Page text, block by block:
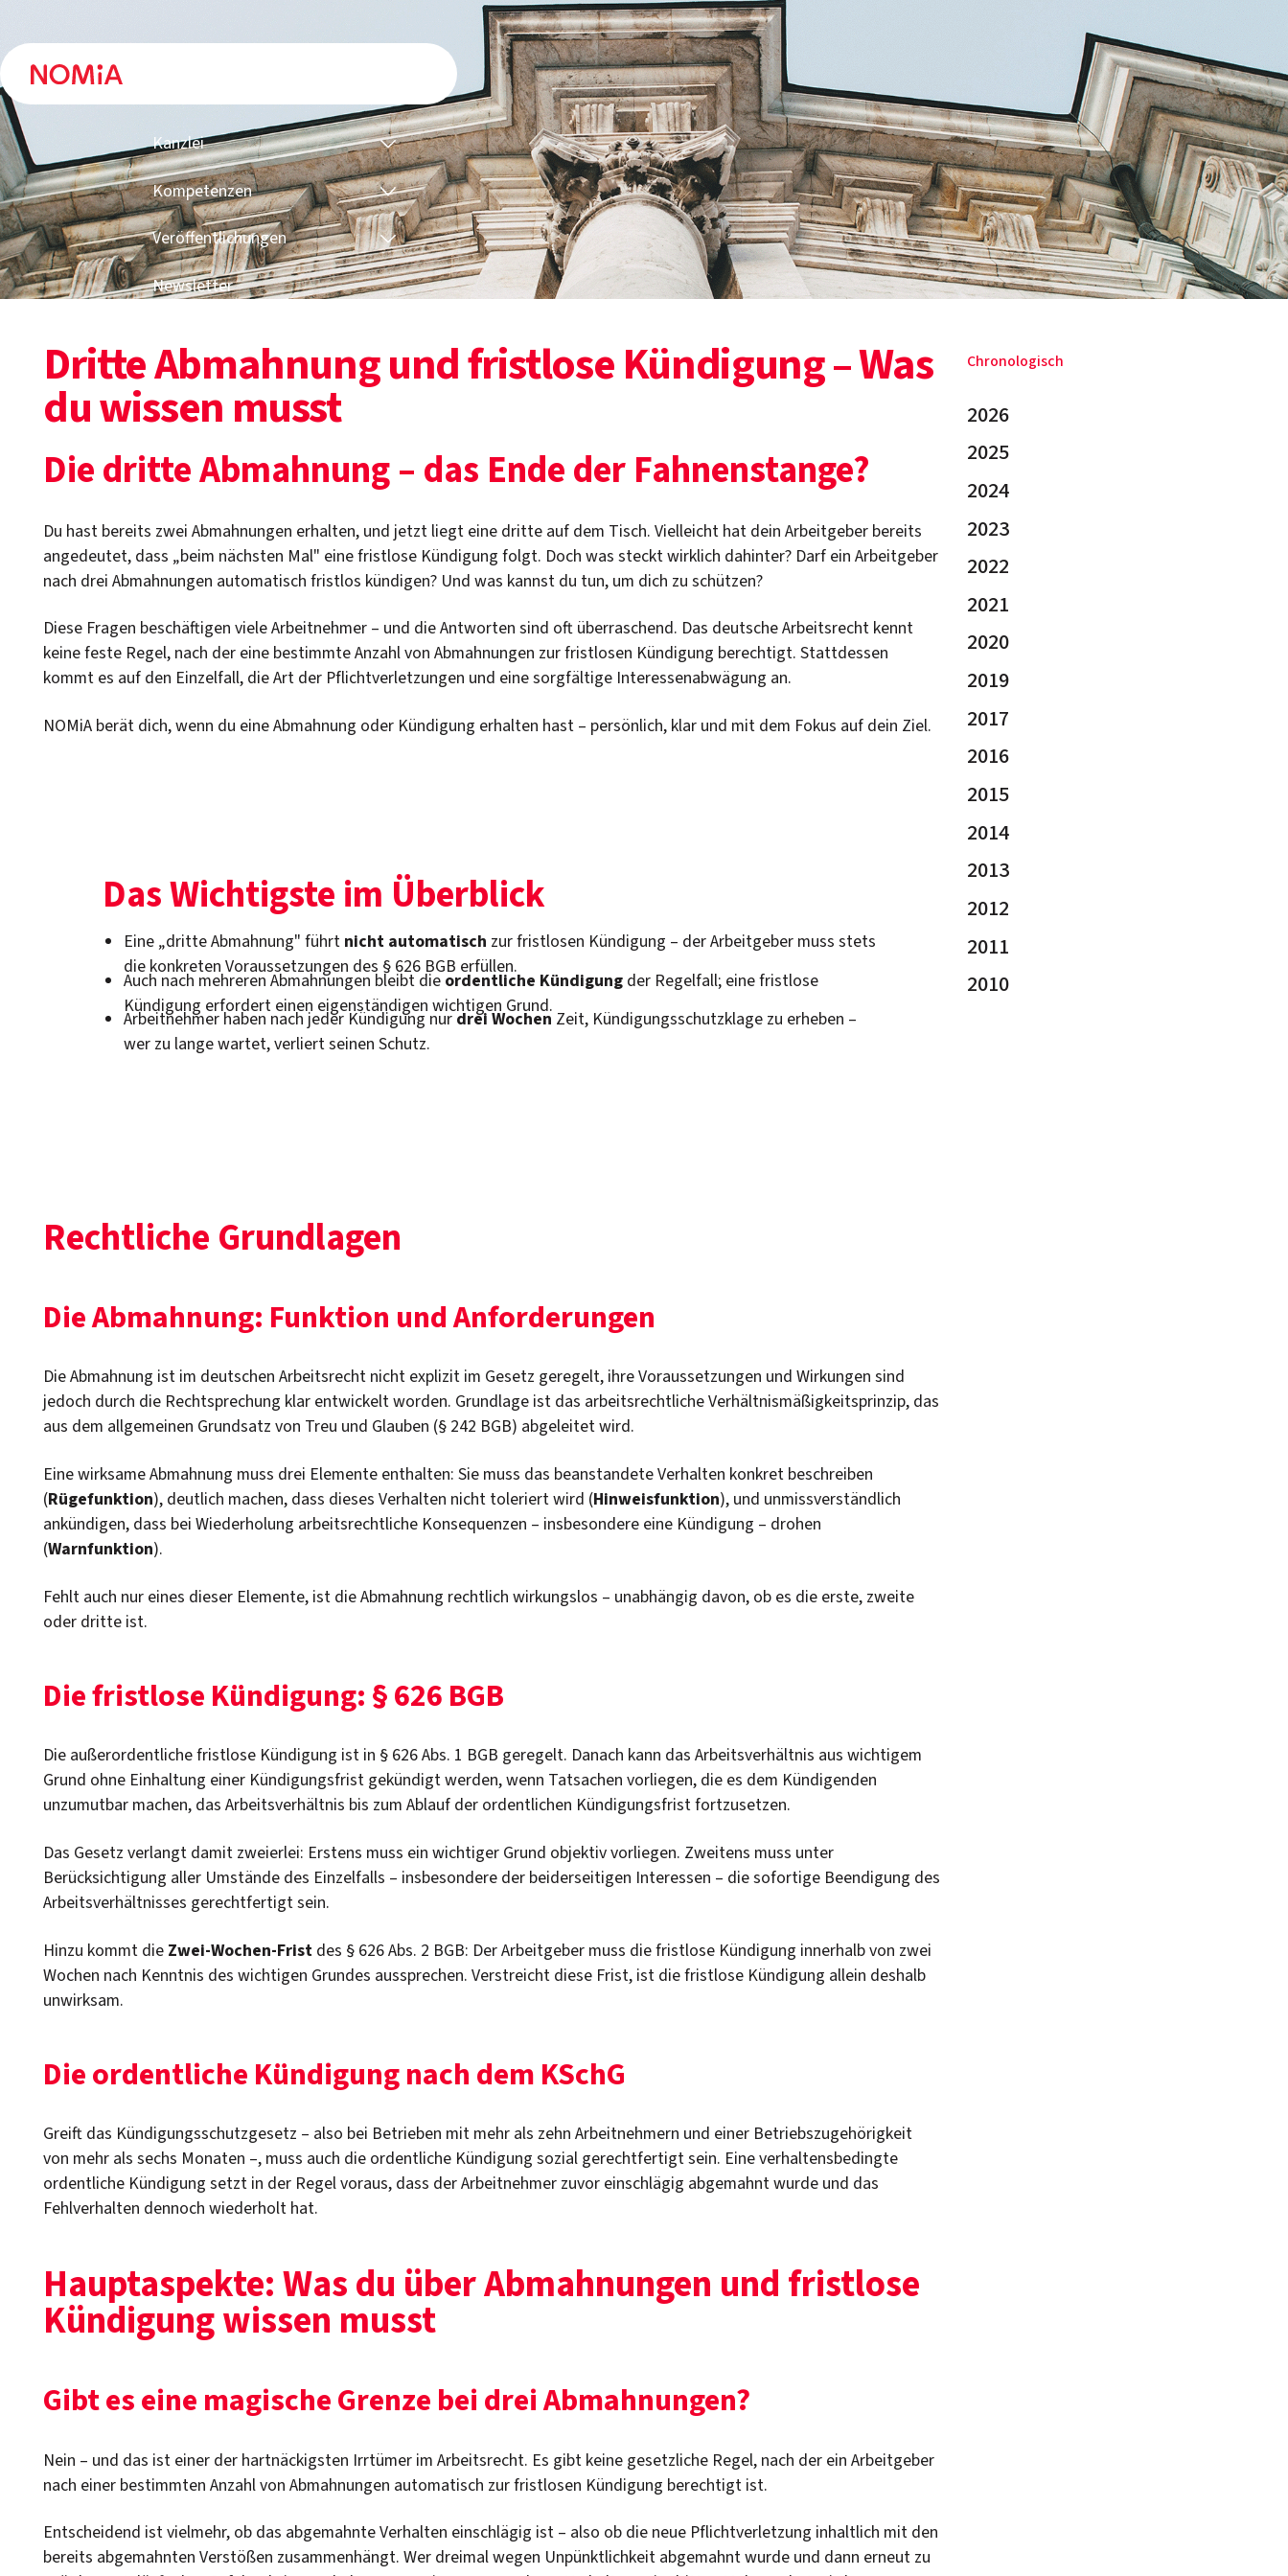
Kanzlei
Kompetenzen
Veröffentlichungen
Newsletter
Dritte Abmahnung und fristlose Kündigung – Was
du wissen musst
Die dritte Abmahnung – das Ende der Fahnenstange?
Du hast bereits zwei Abmahnungen erhalten, und jetzt liegt eine dritte auf dem Tisch. Vielleicht hat dein Arbeitgeber bereits
angedeutet, dass „beim nächsten Mal" eine fristlose Kündigung folgt. Doch was steckt wirklich dahinter? Darf ein Arbeitgeber
nach drei Abmahnungen automatisch fristlos kündigen? Und was kannst du tun, um dich zu schützen?
Diese Fragen beschäftigen viele Arbeitnehmer – und die Antworten sind oft überraschend. Das deutsche Arbeitsrecht kennt
keine feste Regel, nach der eine bestimmte Anzahl von Abmahnungen zur fristlosen Kündigung berechtigt. Stattdessen
kommt es auf den Einzelfall, die Art der Pflichtverletzungen und eine sorgfältige Interessenabwägung an.
NOMiA berät dich, wenn du eine Abmahnung oder Kündigung erhalten hast – persönlich, klar und mit dem Fokus auf dein Ziel.
Das Wichtigste im Überblick
Eine „dritte Abmahnung" führt nicht automatisch zur fristlosen Kündigung – der Arbeitgeber muss stets
die konkreten Voraussetzungen des § 626 BGB erfüllen.
Auch nach mehreren Abmahnungen bleibt die ordentliche Kündigungder Regelfall; eine fristlose
Kündigung erfordert einen eigenständigen wichtigen Grund.
Arbeitnehmer haben nach jeder Kündigung nurdrei WochenZeit, Kündigungsschutzklage zu erheben –
wer zu lange wartet, verliert seinen Schutz.
Rechtliche Grundlagen
Die Abmahnung: Funktion und Anforderungen
Die Abmahnung ist im deutschen Arbeitsrecht nicht explizit im Gesetz geregelt, ihre Voraussetzungen und Wirkungen sind
jedoch durch die Rechtsprechung klar entwickelt worden. Grundlage ist das arbeitsrechtliche Verhältnismäßigkeitsprinzip, das
aus dem allgemeinen Grundsatz von Treu und Glauben (§ 242 BGB) abgeleitet wird.
Eine wirksame Abmahnung muss drei Elemente enthalten: Sie muss das beanstandete Verhalten konkret beschreiben
(Rügefunktion), deutlich machen, dass dieses Verhalten nicht toleriert wird (Hinweisfunktion), und unmissverständlich
ankündigen, dass bei Wiederholung arbeitsrechtliche Konsequenzen – insbesondere eine Kündigung – drohen
(Warnfunktion).
Fehlt auch nur eines dieser Elemente, ist die Abmahnung rechtlich wirkungslos – unabhängig davon, ob es die erste, zweite
oder dritte ist.
Die fristlose Kündigung: § 626 BGB
Die außerordentliche fristlose Kündigung ist in § 626 Abs. 1 BGB geregelt. Danach kann das Arbeitsverhältnis aus wichtigem
Grund ohne Einhaltung einer Kündigungsfrist gekündigt werden, wenn Tatsachen vorliegen, die es dem Kündigenden
unzumutbar machen, das Arbeitsverhältnis bis zum Ablauf der ordentlichen Kündigungsfrist fortzusetzen.
Das Gesetz verlangt damit zweierlei: Erstens muss ein wichtiger Grund objektiv vorliegen. Zweitens muss unter
Berücksichtigung aller Umstände des Einzelfalls – insbesondere der beiderseitigen Interessen – die sofortige Beendigung des
Arbeitsverhältnisses gerechtfertigt sein.
Hinzu kommt die Zwei-Wochen-Frist des § 626 Abs. 2 BGB: Der Arbeitgeber muss die fristlose Kündigung innerhalb von zwei
Wochen nach Kenntnis des wichtigen Grundes aussprechen. Verstreicht diese Frist, ist die fristlose Kündigung allein deshalb
unwirksam.
Die ordentliche Kündigung nach dem KSchG
Greift das Kündigungsschutzgesetz – also bei Betrieben mit mehr als zehn Arbeitnehmern und einer Betriebszugehörigkeit
von mehr als sechs Monaten –, muss auch die ordentliche Kündigung sozial gerechtfertigt sein. Eine verhaltensbedingte
ordentliche Kündigung setzt in der Regel voraus, dass der Arbeitnehmer zuvor einschlägig abgemahnt wurde und das
Fehlverhalten dennoch wiederholt hat.
Hauptaspekte: Was du über Abmahnungen und fristlose
Kündigung wissen musst
Gibt es eine magische Grenze bei drei Abmahnungen?
Nein – und das ist einer der hartnäckigsten Irrtümer im Arbeitsrecht. Es gibt keine gesetzliche Regel, nach der ein Arbeitgeber
nach einer bestimmten Anzahl von Abmahnungen automatisch zur fristlosen Kündigung berechtigt ist.
Entscheidend ist vielmehr, ob das abgemahnte Verhalten einschlägig ist – also ob die neue Pflichtverletzung inhaltlich mit den
bereits abgemahnten Verstößen zusammenhängt. Wer dreimal wegen Unpünktlichkeit abgemahnt wurde und dann erneut zu
Chronologisch
2026
2025
2024
2023
2022
2021
2020
2019
2017
2016
2015
2014
2013
2012
2011
2010